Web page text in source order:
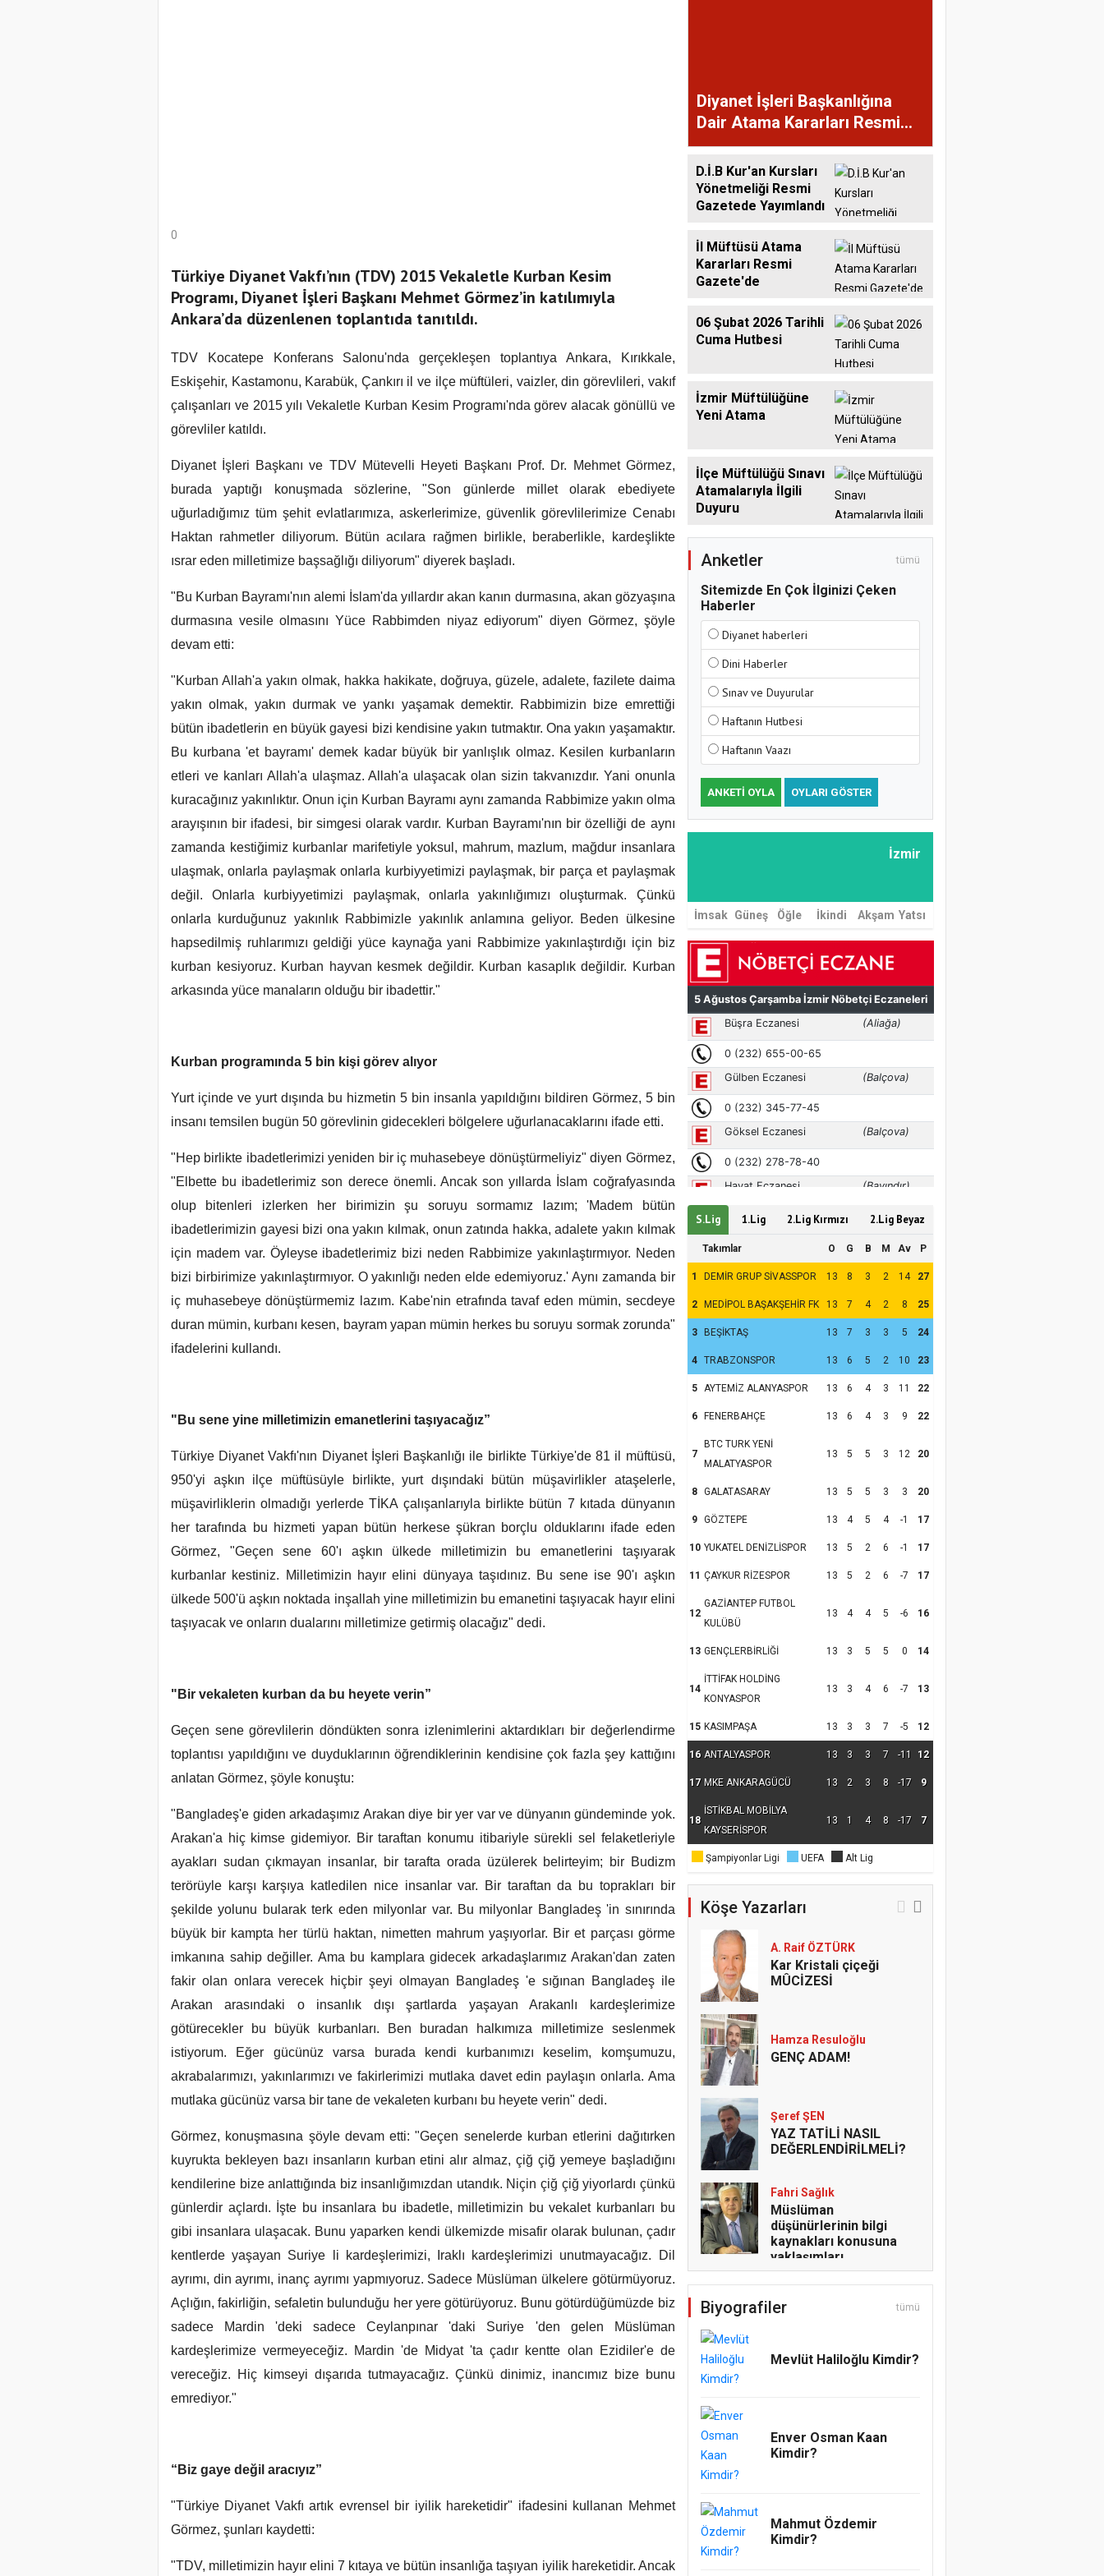
0
Türkiye Diyanet Vakfı’nın (TDV) 2015 Vekaletle Kurban Kesim
Programı, Diyanet İşleri Başkanı Mehmet Görmez’in katılımıyla
Ankara’da düzenlenen toplantıda tanıtıldı.
TDV Kocatepe Konferans Salonu'nda gerçekleşen toplantıya Ankara, Kırıkkale,
Eskişehir, Kastamonu, Karabük, Çankırı il ve ilçe müftüleri, vaizler, din görevlileri, vakıf
çalışanları ve 2015 yılı Vekaletle Kurban Kesim Programı'nda görev alacak gönüllü ve
görevliler katıldı.
Diyanet İşleri Başkanı ve TDV Mütevelli Heyeti Başkanı Prof. Dr. Mehmet Görmez,
burada yaptığı konuşmada sözlerine, "Son günlerde millet olarak ebediyete
uğurladığımız tüm şehit evlatlarımıza, askerlerimize, güvenlik görevlilerimize Cenabı
Haktan rahmetler diliyorum. Bütün acılara rağmen birlikle, beraberlikle, kardeşlikte
ısrar eden milletimize başsağlığı diliyorum" diyerek başladı.
"Bu Kurban Bayramı'nın alemi İslam'da yıllardır akan kanın durmasına, akan gözyaşına
durmasına vesile olmasını Yüce Rabbimden niyaz ediyorum" diyen Görmez, şöyle
devam etti:
"Kurban Allah'a yakın olmak, hakka hakikate, doğruya, güzele, adalete, fazilete daima
yakın olmak, yakın durmak ve yankı yaşamak demektir. Rabbimizin bize emrettiği
bütün ibadetlerin en büyük gayesi bizi kendisine yakın tutmaktır. Ona yakın yaşamaktır.
Bu kurbana 'et bayramı' demek kadar büyük bir yanlışlık olmaz. Kesilen kurbanların
etleri ve kanları Allah'a ulaşmaz. Allah'a ulaşacak olan sizin takvanızdır. Yani onunla
kuracağınız yakınlıktır. Onun için Kurban Bayramı aynı zamanda Rabbimize yakın olma
arayışının bir ifadesi, bir simgesi olarak vardır. Kurban Bayramı'nın bir özelliği de aynı
zamanda kestiğimiz kurbanlar marifetiyle yoksul, mahrum, mazlum, mağdur insanlara
ulaşmak, onlarla paylaşmak onlarla kurbiyyetimizi paylaşmak, bir parça et paylaşmak
değil. Onlarla kurbiyyetimizi paylaşmak, onlarla yakınlığımızı oluşturmak. Çünkü
onlarla kurduğunuz yakınlık Rabbimizle yakınlık anlamına geliyor. Beden ülkesine
hapsedilmiş ruhlarımızı geldiği yüce kaynağa yani Rabbimize yakınlaştırdığı için biz
kurban kesiyoruz. Kurban hayvan kesmek değildir. Kurban kasaplık değildir. Kurban
arkasında yüce manaların olduğu bir ibadettir."
Kurban programında 5 bin kişi görev alıyor
Yurt içinde ve yurt dışında bu hizmetin 5 bin insanla yapıldığını bildiren Görmez, 5 bin
insanı temsilen bugün 50 görevlinin gidecekleri bölgelere uğurlanacaklarını ifade etti.
"Hep birlikte ibadetlerimizi yeniden bir iç muhasebeye dönüştürmeliyiz" diyen Görmez,
"Elbette bu ibadetlerimiz son derece önemli. Ancak son yıllarda İslam coğrafyasında
olup bitenleri izlerken her birimizin şu soruyu sormamız lazım; 'Madem bütün
ibadetlerimizin gayesi bizi ona yakın kılmak, onun zatında hakka, adalete yakın kılmak
için madem var. Öyleyse ibadetlerimiz bizi neden Rabbimize yakınlaştırmıyor. Neden
bizi birbirimize yakınlaştırmıyor. O yakınlığı neden elde edemiyoruz.' Aynı zamanda bir
iç muhasebeye dönüştürmemiz lazım. Kabe'nin etrafında tavaf eden mümin, secdeye
duran mümin, kurbanı kesen, bayram yapan mümin herkes bu soruyu sormak zorunda"
ifadelerini kullandı.
"Bu sene yine milletimizin emanetlerini taşıyacağız”
Türkiye Diyanet Vakfı'nın Diyanet İşleri Başkanlığı ile birlikte Türkiye'de 81 il müftüsü,
950'yi aşkın ilçe müftüsüyle birlikte, yurt dışındaki bütün müşavirlikler ataşelerle,
müşavirliklerin olmadığı yerlerde TİKA çalışanlarıyla birlikte bütün 7 kıtada dünyanın
her tarafında bu hizmeti yapan bütün herkese şükran borçlu olduklarını ifade eden
Görmez, "Geçen sene 60'ı aşkın ülkede milletimizin bu emanetlerini taşıyarak
kurbanlar kestiniz. Milletimizin hayır elini dünyaya taşıdınız. Bu sene ise 90'ı aşkın
ülkede 500'ü aşkın noktada inşallah yine milletimizin bu emanetini taşıyacak hayır elini
taşıyacak ve onların dualarını milletimize getirmiş olacağız" dedi.
"Bir vekaleten kurban da bu heyete verin”
Geçen sene görevlilerin döndükten sonra izlenimlerini aktardıkları bir değerlendirme
toplantısı yapıldığını ve duyduklarının öğrendiklerinin kendisine çok fazla şey kattığını
anlatan Görmez, şöyle konuştu:
"Bangladeş'e giden arkadaşımız Arakan diye bir yer var ve dünyanın gündeminde yok.
Arakan'a hiç kimse gidemiyor. Bir taraftan konumu itibariyle sürekli sel felaketleriyle
ayakları sudan çıkmayan insanlar, bir tarafta orada üzülerek belirteyim; bir Budizm
terörüyle karşı karşıya katledilen nice insanlar var. Bir taraftan da bu toprakları bir
şekilde yolunu bularak terk eden milyonlar var. Bu milyonlar Bangladeş 'in sınırında
büyük bir kampta her türlü haktan, nimetten mahrum yaşıyorlar. Bir et parçası görme
imkanına sahip değiller. Ama bu kamplara gidecek arkadaşlarımız Arakan'dan zaten
fakir olan onlara verecek hiçbir şeyi olmayan Bangladeş 'e sığınan Bangladeş ile
Arakan arasındaki o insanlık dışı şartlarda yaşayan Arakanlı kardeşlerimize
götürecekler bu büyük kurbanları. Ben buradan halkımıza milletimize seslenmek
istiyorum. Eğer gücünüz varsa burada kendi kurbanımızı keselim, komşumuzu,
akrabalarımızı, yakınlarımızı ve fakirlerimizi mutlaka davet edin paylaşın onlarla. Ama
mutlaka gücünüz varsa bir tane de vekaleten kurbanı bu heyete verin" dedi.
Görmez, konuşmasına şöyle devam etti: "Geçen senelerde kurban etlerini dağıtırken
kuyrukta bekleyen bazı insanların kurban etini alır almaz, çiğ çiğ yemeye başladığını
kendilerine bize anlattığında biz insanlığımızdan utandık. Niçin çiğ çiğ yiyorlardı çünkü
günlerdir açlardı. İşte bu insanlara bu ibadetle, milletimizin bu vekalet kurbanları bu
gibi insanlara ulaşacak. Bunu yaparken kendi ülkemizde misafir olarak bulunan, çadır
kentlerde yaşayan Suriye li kardeşlerimizi, Iraklı kardeşlerimizi unutmayacağız. Dil
ayrımı, din ayrımı, inanç ayrımı yapmıyoruz. Sadece Müslüman ülkelere götürmüyoruz.
Açlığın, fakirliğin, sefaletin bulunduğu her yere götürüyoruz. Bunu götürdüğümüzde biz
sadece Mardin 'deki sadece Ceylanpınar 'daki Suriye 'den gelen Müslüman
kardeşlerimize vermeyeceğiz. Mardin 'de Midyat 'ta çadır kentte olan Ezidiler'e de
vereceğiz. Hiç kimseyi dışarıda tutmayacağız. Çünkü dinimiz, inancımız bize bunu
emrediyor."
“Biz gaye değil aracıyız”
"Türkiye Diyanet Vakfı artık evrensel bir iyilik hareketidir" ifadesini kullanan Mehmet
Görmez, şunları kaydetti:
"TDV, milletimizin hayır elini 7 kıtaya ve bütün insanlığa taşıyan iyilik hareketidir. Ancak
Diyanet İşleri Başkanlığına
Dair Atama Kararları Resmi
Gazete'de
D.İ.B Kur'an Kursları
Yönetmeliği Resmi
Gazetede Yayımlandı
İl Müftüsü Atama
Kararları Resmi
Gazete'de
06 Şubat 2026 Tarihli
Cuma Hutbesi
İzmir Müftülüğüne
Yeni Atama
İlçe Müftülüğü Sınavı
Atamalarıyla İlgili
Duyuru
Anketler tümü
Sitemizde En Çok İlginizi Çeken
Haberler
Diyanet haberleri
Dini Haberler
Sınav ve Duyurular
Haftanın Hutbesi
Haftanın Vaazı
ANKETI OYLA OYLARI GÖSTER
İzmir
İmsak Güneş Öğle İkindi Akşam Yatsı
S.Lig 1.Lig 2.Lig Kırmızı 2.Lig Beyaz
Takımlar O G B M Av P
1 DEMİR GRUP SİVASSPOR 13 8 3 2 14 27
2 MEDİPOL BAŞAKŞEHİR FK 13 7 4 2 8 25
3 BEŞİKTAŞ 13 7 3 3 5 24
4 TRABZONSPOR 13 6 5 2 10 23
5 AYTEMİZ ALANYASPOR 13 6 4 3 11 22
6 FENERBAHÇE 13 6 4 3 9 22
7
BTC TURK YENİ
MALATYASPOR
13 5 5 3 12 20
8 GALATASARAY 13 5 5 3 3 20
9 GÖZTEPE 13 4 5 4 -1 17
10 YUKATEL DENİZLİSPOR 13 5 2 6 -1 17
11 ÇAYKUR RİZESPOR 13 5 2 6 -7 17
12
GAZİANTEP FUTBOL
KULÜBÜ
13 4 4 5 -6 16
13 GENÇLERBİRLİĞİ 13 3 5 5 0 14
14
İTTİFAK HOLDİNG
KONYASPOR
13 3 4 6 -7 13
15 KASIMPAŞA 13 3 3 7 -5 12
16 ANTALYASPOR 13 3 3 7 -11 12
17 MKE ANKARAGÜCÜ 13 2 3 8 -17 9
18
İSTİKBAL MOBİLYA
KAYSERİSPOR
13 1 4 8 -17 7
Şampiyonlar Ligi UEFA Alt Lig
Köşe Yazarları
A. Raif ÖZTÜRK
Kar Kristali çiçeği
MÛCİZESİ
Hamza Resuloğlu
GENÇ ADAM!
Şeref ŞEN
YAZ TATİLİ NASIL
DEĞERLENDİRİLMELİ?
Fahri Sağlık
Müslüman
düşünürlerinin bilgi
kaynakları konusuna
yaklaşımları
Şerafettin Özdemir
O MÜBAREK BAYRAK,
Emrah Topcu
REGAİP, RAHMETE
AÇILAN KAPI
Biyografiler tümü
Mevlüt Haliloğlu Kimdir?
Enver Osman Kaan
Kimdir?
Mahmut Özdemir
Kimdir?